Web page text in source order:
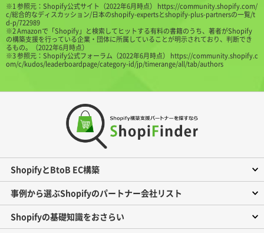
※1 参照元：Shopify公式サイト（2022年6月時点） https://community.shopify.com/
c/総合的なディスカッション/日本のshopify-expertsとshopify-plus-partnersの一覧/t
d-p/722989
※2 Amazonで「Shopify」と検索してヒットする有料の書籍のうち、著者がShopify
の構築支援を行っている企業・団体に所属していることが明示されており、判断でき
るもの。（2022年6月時点）
※3 参照元：Shopify公式フォーラム（2022年6月時点） https://community.shopify.c
om/c/kudos/leaderboardpage/category-id/jp/timerange/all/tab/authors
ShopifyとBtoB EC構築
事例から選ぶShopifyのパートナー会社リスト
Shopifyの基礎知識をおさらい